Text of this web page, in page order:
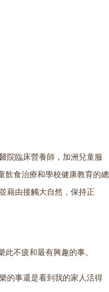
院臨床營養師，加洲兒童服
飲食治療和學校健康教育的總
藉由接觸大自然，保持正
不疲和最有興趣的事。
的事還是看到我的家人活得